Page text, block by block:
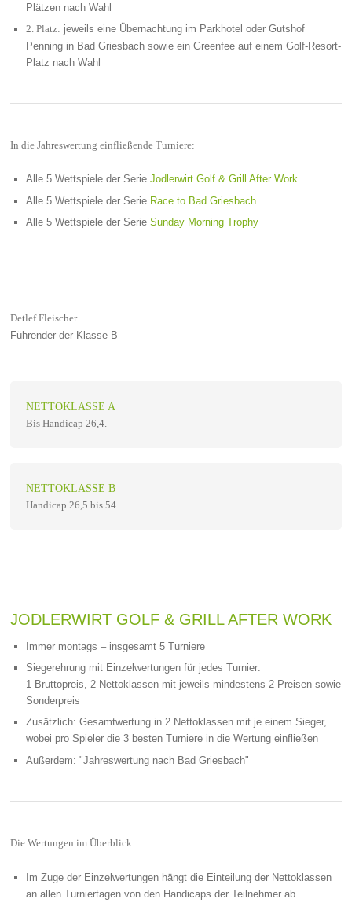
Plätzen nach Wahl
2. Platz: jeweils eine Übernachtung im Parkhotel oder Gutshof
Penning in Bad Griesbach sowie ein Greenfee auf einem Golf-Resort-
Platz nach Wahl
In die Jahreswertung einfließende Turniere:
Alle 5 Wettspiele der SerieJodlerwirt Golf & Grill After Work
Alle 5 Wettspiele der Serie Race to Bad Griesbach
Alle 5 Wettspiele der SerieSunday Morning Trophy
Detlef Fleischer
Führender der Klasse B
NETTOKLASSE A
Bis Handicap 26,4.
NETTOKLASSE B
Handicap 26,5 bis 54.
JODLERWIRT GOLF & GRILL AFTER WORK
Immer montags – insgesamt 5 Turniere
Siegerehrung mit Einzelwertungen für jedes Turnier:
1 Bruttopreis, 2 Nettoklassen mit jeweils mindestens 2 Preisen sowie
Sonderpreis
Zusätzlich: Gesamtwertung in 2 Nettoklassen mit je einem Sieger,
wobei pro Spieler die 3 besten Turniere in die Wertung einfließen
Außerdem: "Jahreswertung nach Bad Griesbach"
Die Wertungen im Überblick:
Im Zuge der Einzelwertungen hängt die Einteilung der Nettoklassen
an allen Turniertagen von den Handicaps der Teilnehmer ab